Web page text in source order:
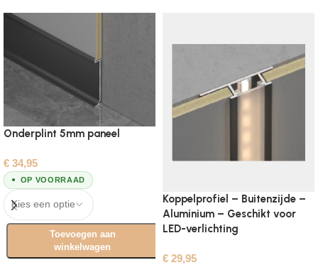
Onderplint 5mm paneel
€ 34,95
OP VOORRAAD
Toevoegen aan
winkelwagen
Koppelprofiel – Buitenzijde –
Aluminium – Geschikt voor
LED-verlichting
€ 29,95